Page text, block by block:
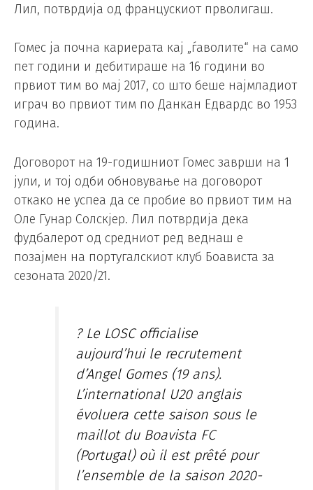
Лил, потврдија од францускиот прволигаш.
Гомес ја почна кариерата кај „ѓаволите“ на само
пет години и дебитираше на 16 години во
првиот тим во мај 2017, со што беше најмладиот
играч во првиот тим по Данкан Едвардс во 1953
година.
Договорот на 19-годишниот Гомес заврши на 1
јули, и тој одби обновување на договорот
откако не успеа да се пробие во првиот тим на
Оле Гунар Солскјер. Лил потврдија дека
фудбалерот од средниот ред веднаш е
позајмен на португалскиот клуб Боависта за
сезоната 2020/21.
? Le LOSC officialise
aujourd’hui le recrutement
d’Angel Gomes (19 ans).
L’international U20 anglais
évoluera cette saison sous le
maillot du Boavista FC
(Portugal) où il est prêté pour
l’ensemble de la saison 2020-